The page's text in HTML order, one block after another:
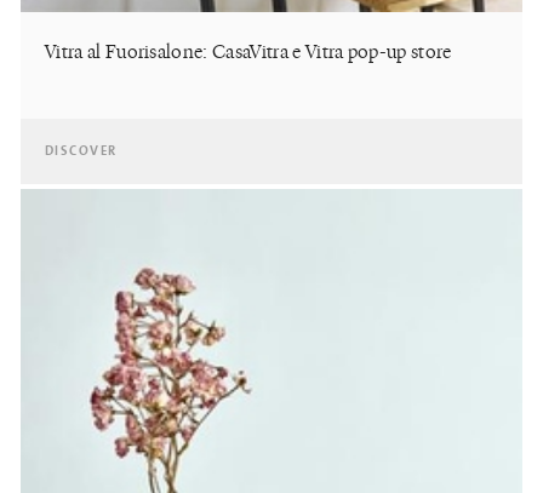
Vitra al Fuorisalone: CasaVitra e Vitra pop-up store
DISCOVER